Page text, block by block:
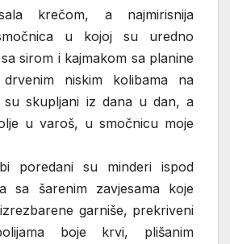
krečom, a najmirisnija
u kojoj su uredno
sirom i kajmakom sa planine
niskim kolibama na
su skupljani iz dana u dan, a
u varoš, u smočnicu moje
poredani su minderi ispod
sa šarenim zavjesama koje
garniše, prekriveni
boje krvi, plišanim